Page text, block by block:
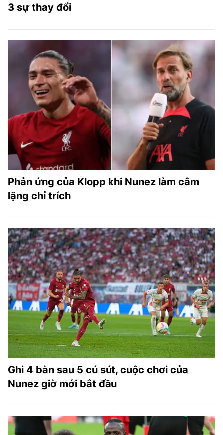
3 sự thay đổi
Phản ứng của Klopp khi Nunez làm câm
lặng chỉ trích
Ghi 4 bàn sau 5 cú sút, cuộc chơi của
Nunez giờ mới bắt đầu